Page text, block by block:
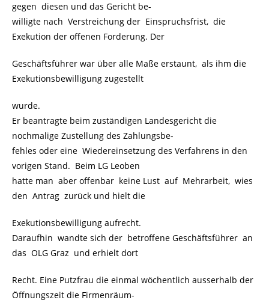
gegen diesen und das Gericht be-
willigte nach Verstreichung der Einspruchsfrist, die
Exekution der offenen Forderung. Der
Geschäftsführer war über alle Maße erstaunt, als ihm die
Exekutionsbewilligung zugestellt
wurde.
Er beantragte beim zuständigen Landesgericht die
nochmalige Zustellung des Zahlungsbe-
fehles oder eine Wiedereinsetzung des Verfahrens in den
vorigen Stand. Beim LG Leoben
hatte man aber offenbar keine Lust auf Mehrarbeit, wies
den Antrag zurück und hielt die
Exekutionsbewilligung aufrecht.
Daraufhin wandte sich der betroffene Geschäftsführer an
das OLG Graz und erhielt dort
Recht. Eine Putzfrau die einmal wöchentlich ausserhalb der
Öffnungszeit die Firmenräum-